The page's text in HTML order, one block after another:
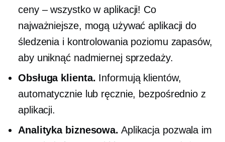
ceny – wszystkow aplikacji! Co
najważniejsze, mogą używać aplikacji do
śledzenia i kontrolowania poziomu zapasów,
aby uniknąć nadmiernej sprzedaży.
Obsługa klienta. Informują klientów,
automatycznie lub ręcznie, bezpośrednio z
aplikacji.
Analityka biznesowa. Aplikacja pozwala im